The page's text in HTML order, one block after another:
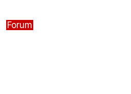
Forum